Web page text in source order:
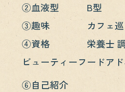
②血液型 B型
③趣味 カフェ巡
④資格 栄養士 調理
ビューティーフードア
⑥自己紹介